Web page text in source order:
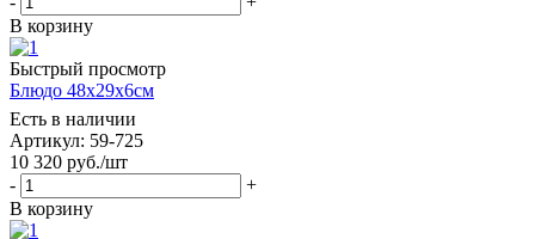
В корзину
Быстрый просмотр
Блюдо 48х29х6см
Есть в наличии
Артикул: 59-725
10 320 руб./шт
-
+
В корзину